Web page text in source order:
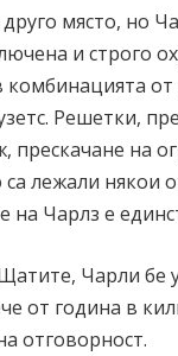
място, но
и строго
Решетки,
прескачане на
са лежали
на Чарлз е
Чарли бе
от година в
отговорност.